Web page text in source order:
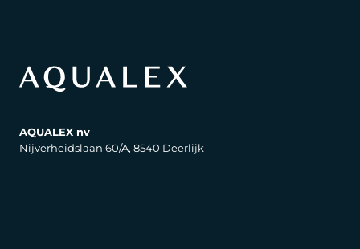
AQUALEX nv
Nijverheidslaan 60/A, 8540 Deerlijk